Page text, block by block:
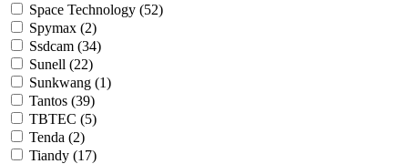
Space Technology (52)
Spymax (2)
Ssdcam (34)
Sunell (22)
Sunkwang (1)
Tantos (39)
TBTEC (5)
Tenda (2)
Tiandy (17)